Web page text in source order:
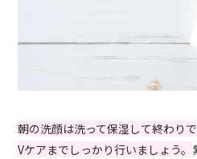
朝の洗顔は洗って保湿して終わり
Vケアまでしっかり行いましょう。